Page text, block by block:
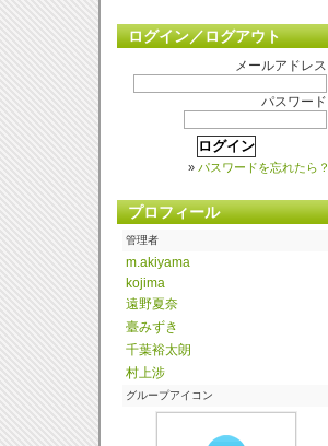
ログイン／ログアウト
メールアドレス
パスワード
» パスワードを忘れたら？
プロフィール
管理者
m. akiyama
kojima
遠野夏奈
臺みずき
千葉裕太朗
村上涉
グループアイコン